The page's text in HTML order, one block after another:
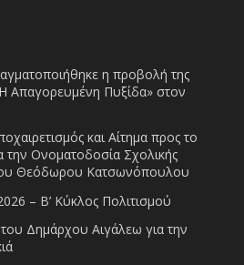
η προβολή της
Η Απαγορευμένη Πυξίδα» στον
και Αίτημα προς το
την Ονοματοδοσία Σχολικής
Θεόδωρου Κατσωνόπουλου
– Β’ Κύκλος Πολιτισμού
Δημάρχου Αιγάλεω για την